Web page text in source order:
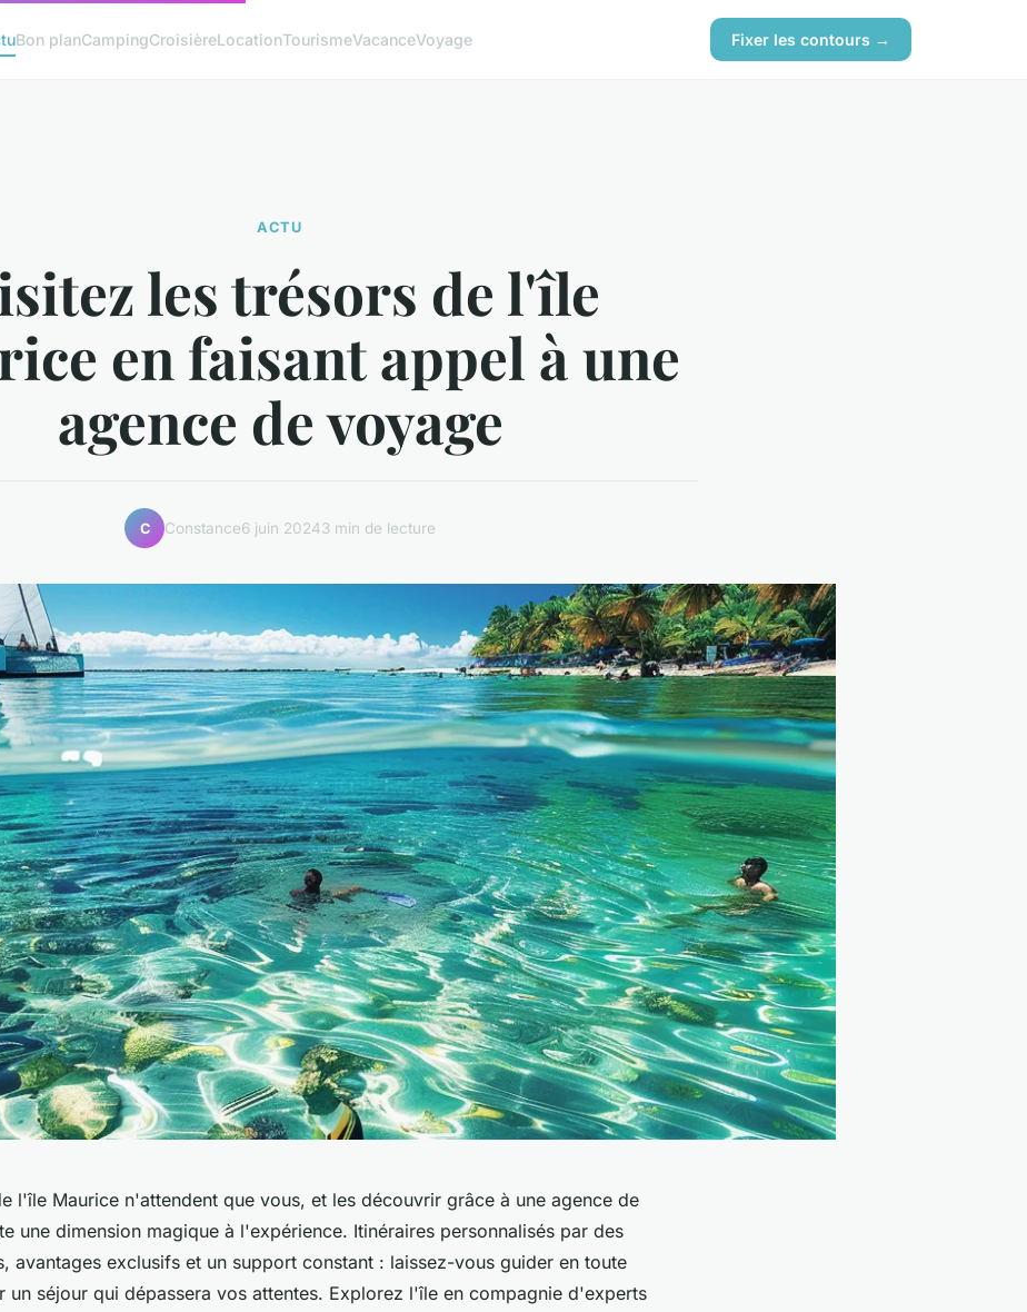
Bon planCampingCroisièreLocationTourismeVacanceVoyage Fixer les contours →
ACTU
les trésors de l'île
en faisant appel à une
agence de voyage
C Constance6 juin 20243 min de lecture
l'île Maurice n'attendent que vous, et les découvrir grâce à une agence de
une dimension magique à l'expérience. Itinéraires personnalisés par des
avantages exclusifs et un support constant : laissez-vous guider en toute
un séjour qui dépassera vos attentes. Explorez l'île en compagnie d'experts